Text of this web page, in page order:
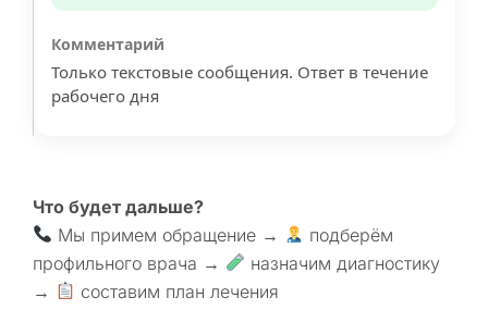
Только текстовые сообщения. Ответ в течение
рабочего дня
Что будет дальше?
Мы примем обращение →
подберём
профильного врача →
назначим диагностику
→
составим план лечения